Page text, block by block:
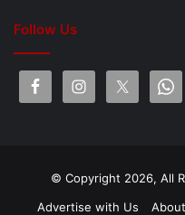
Follow Us
© Copyright 2026, All
Advertise with Us